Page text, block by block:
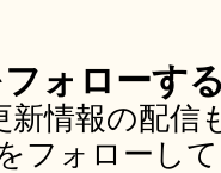
ォローす
新情報の配
フォローし